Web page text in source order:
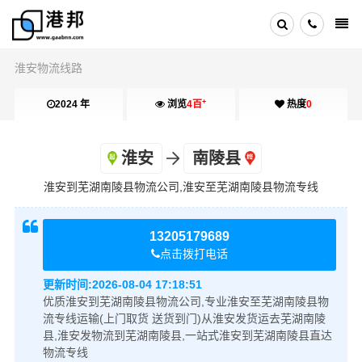
淮安物流线路
2024 年 浏览4百+ 热度0
淮安 南陵县
淮安到芜湖南陵县物流公司,淮安至芜湖南陵县物流专线
13205179689
点击拨打电话
更新时间:2026-08-04 17:18:51
优质淮安到芜湖南陵县物流公司,专业淮安至芜湖南陵县物
流专线运输(上门取货 送货到门)从淮安发货运去芜湖南陵
县,淮安发物流到芜湖南陵县,一站式淮安到芜湖南陵县直达
物流专线